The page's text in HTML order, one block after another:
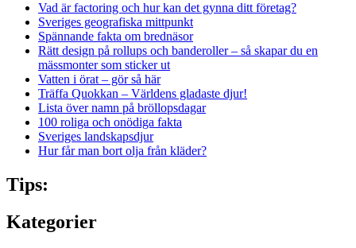
Vad är factoring och hur kan det gynna ditt företag?
Sveriges geografiska mittpunkt
Spännande fakta om brednäsor
Rätt design på rollups och banderoller – så skapar du en
mässmonter som sticker ut
Vatten i örat – gör så här
Träffa Quokkan – Världens gladaste djur!
Lista över namn på bröllopsdagar
100 roliga och onödiga fakta
Sveriges landskapsdjur
Hur får man bort olja från kläder?
Tips:
Kategorier